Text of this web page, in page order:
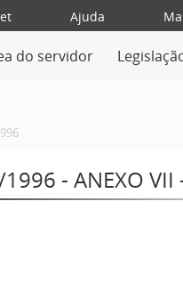
Ajuda
do servidor
1996 - ANEXO VII